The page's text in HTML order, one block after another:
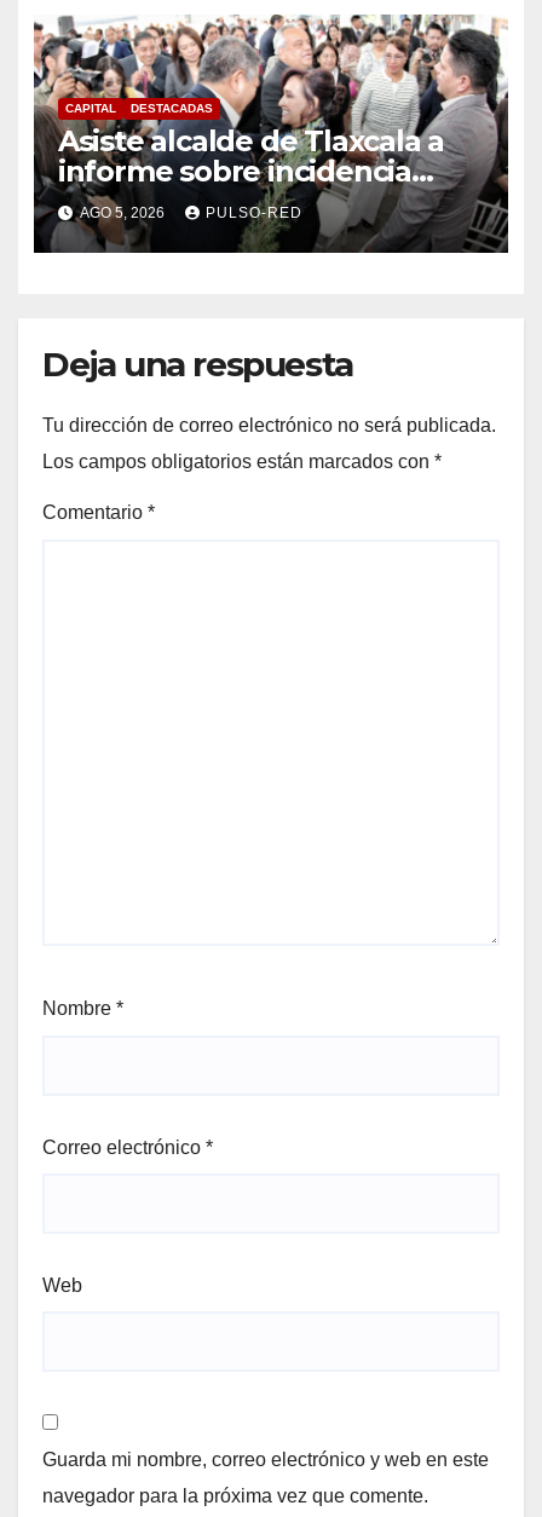
CAPITAL DESTACADAS
Asiste alcalde de Tlaxcala a
informe sobre incidencia
delictiva refrenda trabajo
coordinado
AGO 5, 2026 PULSO-RED
Deja una respuesta
Tu dirección de correo electrónico no será publicada.
Los campos obligatorios están marcados con *
Comentario *
Nombre *
Correo electrónico *
Web
Guarda mi nombre, correo electrónico y web en este
navegador para la próxima vez que comente.